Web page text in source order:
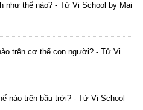
như thế nào? - Tử Vi School by Mai
trên cơ thể con người? - Tử Vi
nào trên bầu trời? - Tử Vi School